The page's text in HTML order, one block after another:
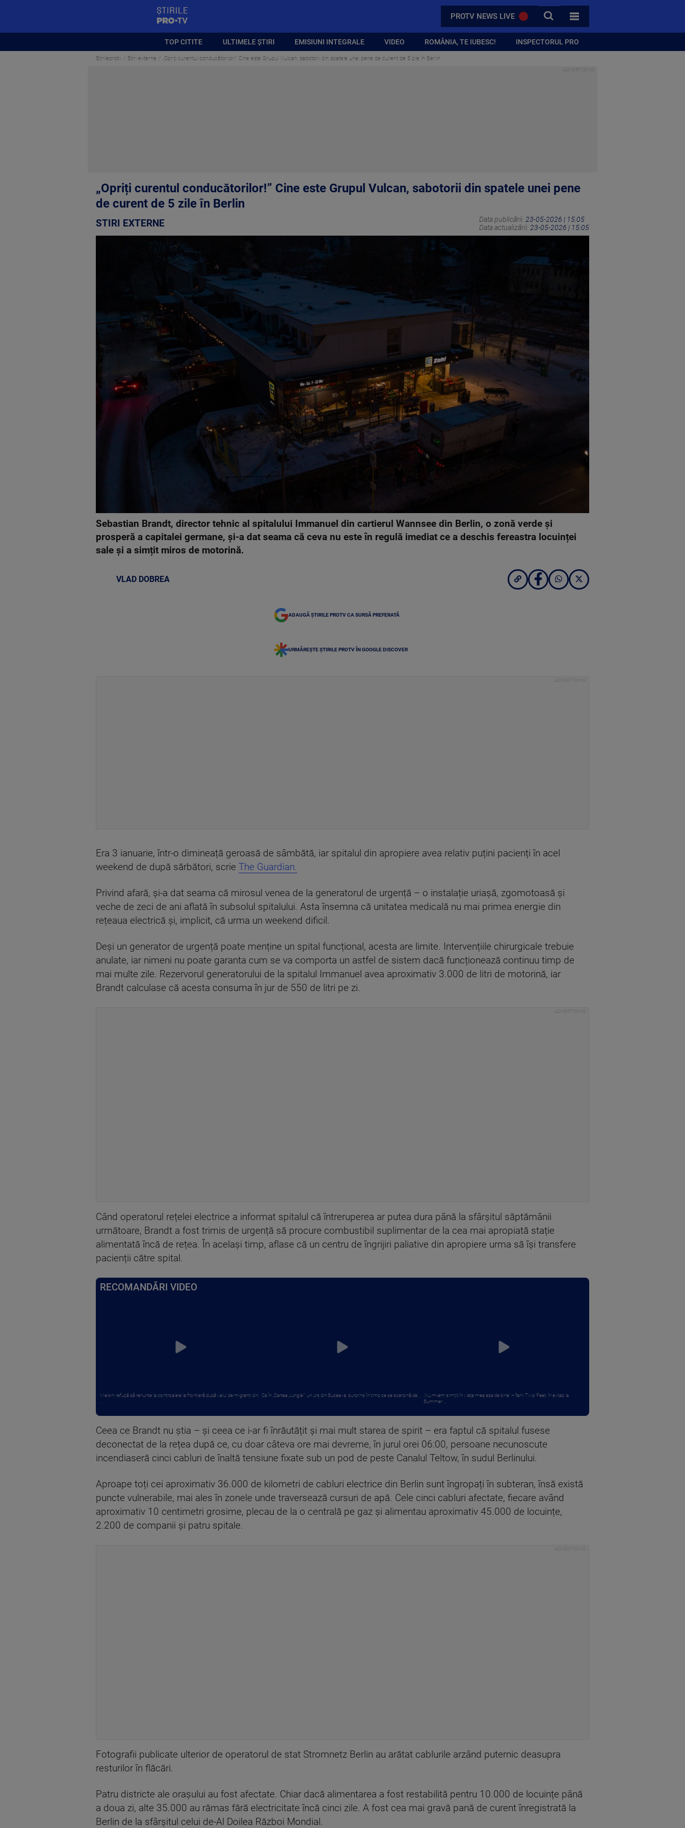
PROTV NEWS LIVE CAUTA
TOATE CATEGORIILE
TOP CITITE ULTIMELE ȘTIRI EMISIUNI INTEGRALE VIDEO ROMÂNIA, TE IUBESC! INSPECTORUL PRO
Stirileprotv Stiri externe „Opriți curentul conducătorilor!” Cine este Grupul Vulcan, sabotorii din spatele unei pene de curent de 5 zile în Berlin
„Opriți curentul conducătorilor!” Cine este Grupul Vulcan, sabotorii din spatele unei pene
de curent de 5 zile în Berlin
STIRI EXTERNE Data publicării: 23-05-2026 | 15:05
Data actualizării: 23-05-2026 | 15:05
Sebastian Brandt, director tehnic al spitalului Immanuel din cartierul Wannsee din Berlin, o zonă verde și
prosperă a capitalei germane, și-a dat seama că ceva nu este în regulă imediat ce a deschis fereastra locuinței
sale și a simțit miros de motorină.
VLAD DOBREA
ADAUGĂ ȘTIRILE PROTV CA SURSĂ PREFERATĂ
URMĂREȘTE ȘTIRILE PROTV ÎN GOOGLE DISCOVER
Era 3 ianuarie, într-o dimineață geroasă de sâmbătă, iar spitalul din apropiere avea relativ puțini pacienți în acel
weekend de după sărbători, scrie The Guardian.
Privind afară, și-a dat seama că mirosul venea de la generatorul de urgență – o instalație uriașă, zgomotoasă și
veche de zeci de ani aflată în subsolul spitalului. Asta însemna că unitatea medicală nu mai primea energie din
rețeaua electrică și, implicit, că urma un weekend dificil.
Deși un generator de urgență poate menține un spital funcțional, acesta are limite. Intervențiile chirurgicale trebuie
anulate, iar nimeni nu poate garanta cum se va comporta un astfel de sistem dacă funcționează continuu timp de
mai multe zile. Rezervorul generatorului de la spitalul Immanuel avea aproximativ 3.000 de litri de motorină, iar
Brandt calculase că acesta consuma în jur de 550 de litri pe zi.
Când operatorul rețelei electrice a informat spitalul că întreruperea ar putea dura până la sfârșitul săptămânii
următoare, Brandt a fost trimis de urgență să procure combustibil suplimentar de la cea mai apropiată stație
alimentată încă de rețea. În același timp, aflase că un centru de îngrijiri paliative din apropiere urma să își transfere
pacienții către spital.
RECOMANDĂRI VIDEO
Meloni refuză să renunțe la controalele la frontieră după valul de migranți din Ca în „Cartea Junglei”: un urs din Suceava, surprins în timp ce se scarpină de ...
„Nu m-am simțit în viața mea așa de bine” – fanii Two Feet, în extaz la
Summer ...
Ceea ce Brandt nu știa – și ceea ce i-ar fi înrăutățit și mai mult starea de spirit – era faptul că spitalul fusese
deconectat de la rețea după ce, cu doar câteva ore mai devreme, în jurul orei 06:00, persoane necunoscute
incendiaseră cinci cabluri de înaltă tensiune fixate sub un pod de peste Canalul Teltow, în sudul Berlinului.
Aproape toți cei aproximativ 36.000 de kilometri de cabluri electrice din Berlin sunt îngropați în subteran, însă există
puncte vulnerabile, mai ales în zonele unde traversează cursuri de apă. Cele cinci cabluri afectate, fiecare având
aproximativ 10 centimetri grosime, plecau de la o centrală pe gaz și alimentau aproximativ 45.000 de locuințe,
2.200 de companii și patru spitale.
Fotografii publicate ulterior de operatorul de stat Stromnetz Berlin au arătat cablurile arzând puternic deasupra
resturilor în flăcări.
Patru districte ale orașului au fost afectate. Chiar dacă alimentarea a fost restabilită pentru 10.000 de locuințe până
a doua zi, alte 35.000 au rămas fără electricitate încă cinci zile. A fost cea mai gravă pană de curent înregistrată la
Berlin de la sfârșitul celui de-Al Doilea Război Mondial.